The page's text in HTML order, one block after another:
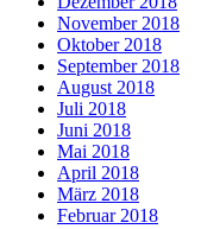
November 2018
Oktober 2018
September 2018
August 2018
Juli 2018
Juni 2018
Mai 2018
April 2018
März 2018
Februar 2018